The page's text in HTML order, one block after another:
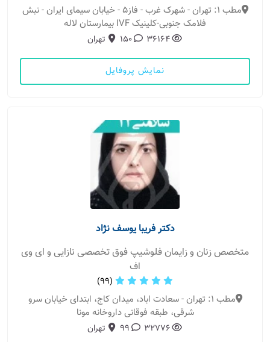
مطب 1: تهران - شهرک غرب - فاز۵ - خیابان سیمای ایران - نبش
فلامک جنوبی-کلینیک IVF بیمارستان لاله
36164
150 تهران
نمایش پروفایل
دکتر فریبا یوسف نژاد
متخصص زنان و زایمان فلوشیپ فوق تخصصی نازایی و ای وی
اف
(99)
مطب 1: تهران - سعادت اباد، میدان کاج، ابتدای خیابان سرو
شرقی، طبقه فوقانی داروخانه مونا
32776
99 تهران